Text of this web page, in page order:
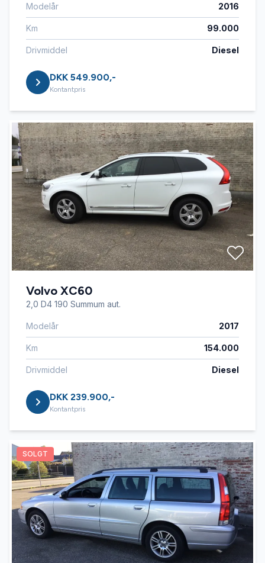
Modelår 2016
Km 99.000
Drivmiddel Diesel
DKK 549.900,-
Kontantpris
Volvo XC60
2,0 D4 190 Summum aut.
Modelår 2017
Km 154.000
Drivmiddel Diesel
DKK 239.900,-
Kontantpris
SOLGT